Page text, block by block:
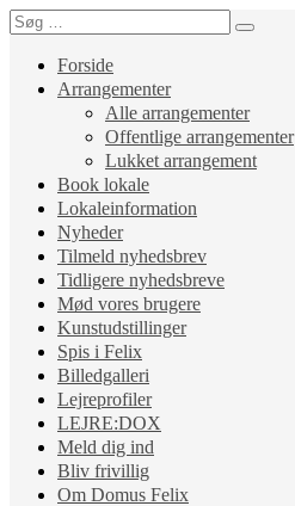
Forside
Arrangementer
Alle arrangementer
Offentlige arrangementer
Lukket arrangement
Book lokale
Lokaleinformation
Nyheder
Tilmeld nyhedsbrev
Tidligere nyhedsbreve
Mød vores brugere
Kunstudstillinger
Spis i Felix
Billedgalleri
Lejreprofiler
LEJRE:DOX
Meld dig ind
Bliv frivillig
Om Domus Felix